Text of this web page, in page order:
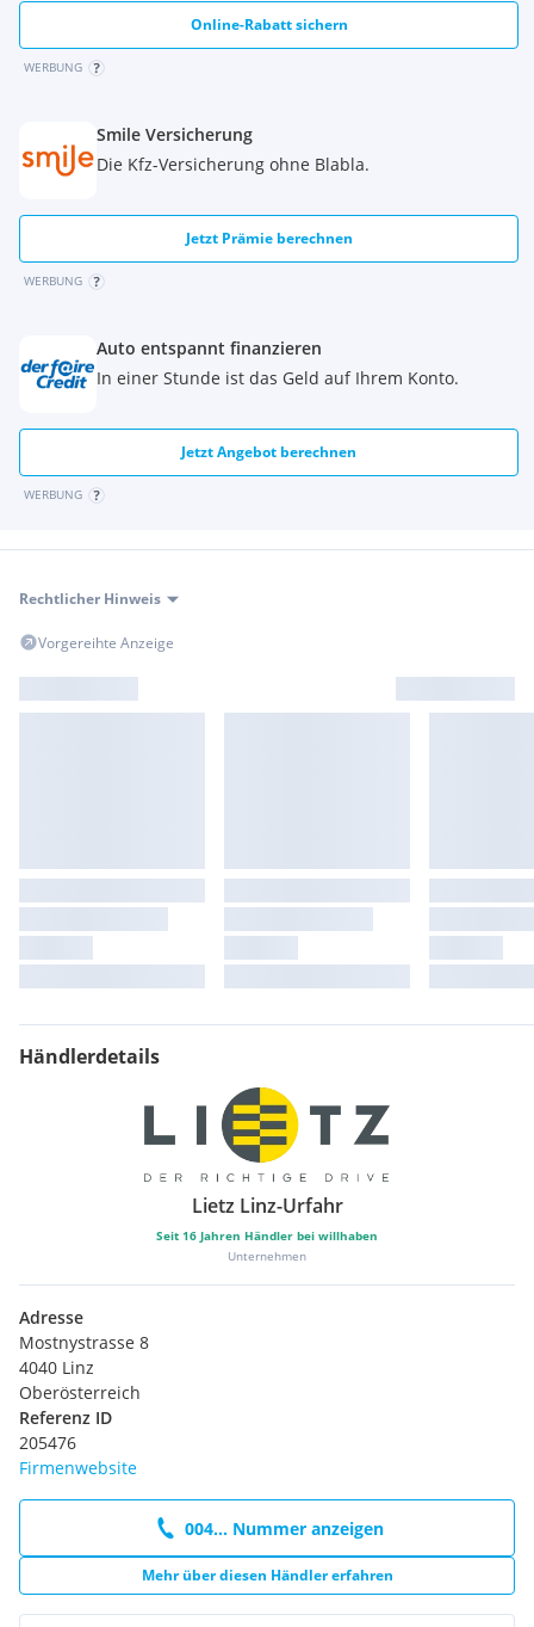
Online-Rabatt sichern
WERBUNG
Smile Versicherung
Die Kfz-Versicherung ohne Blabla.
Jetzt Prämie berechnen
WERBUNG
Auto entspannt finanzieren
In einer Stunde ist das Geld auf Ihrem Konto.
Jetzt Angebot berechnen
WERBUNG
Rechtlicher Hinweis
Vorgereihte Anzeige
Händlerdetails
Lietz Linz-Urfahr
Seit 16 Jahren Händler bei willhaben
Unternehmen
Adresse
Mostnystrasse 8
4040 Linz
Oberösterreich
Referenz ID
205476
Firmenwebsite
004... Nummer anzeigen
Mehr über diesen Händler erfahren